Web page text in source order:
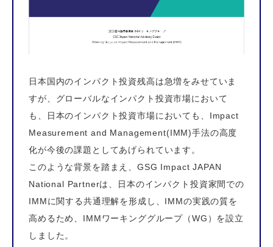
日本国内のインパクト投資残高は急増をみせていま
すが、グローバルなインパクト投資市場において
も、日本のインパクト投資市場においても、Impact
Measurement and Management(IMM)手法の高度
化が今後の課題としてあげられています。
このような背景を踏まえ、GSG Impact JAPAN
National Partnerは、日本のインパクト投資家間での
IMMに関する共通理解を形成し、IMMの実践の質を
高めるため、IMMワーキンググループ（WG）を設立
しました。